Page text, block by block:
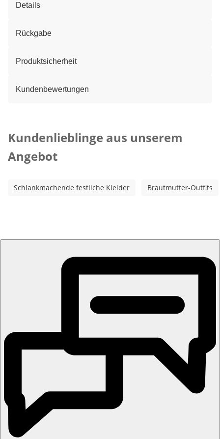
Details
Rückgabe
Produktsicherheit
Kundenbewertungen
Kundenlieblinge aus unserem
Angebot
Schlankmachende festliche Kleider Brautmutter-Outfits